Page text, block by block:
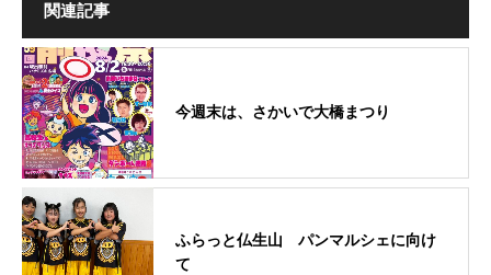
関連記事
今週末は、さかいで大橋まつり
ふらっと仏生山 パンマルシェに向け
て